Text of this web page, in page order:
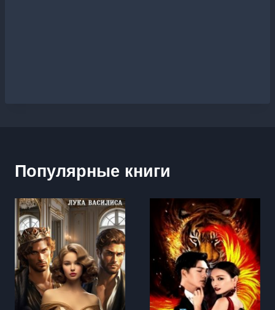
Популярные книги